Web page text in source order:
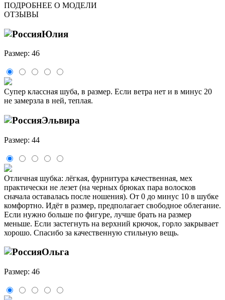
ПОДРОБНЕЕ О МОДЕЛИ
ОТЗЫВЫ
Юлия
Размер: 46
Супер классная шуба, в размер. Если ветра нет и в минус 20
не замерзла в ней, теплая.
Эльвира
Размер: 44
Отличная шубка: лёгкая, фурнитура качественная, мех
практически не лезет (на черных брюках пара волосков
сначала оставалась после ношения). От 0 до минус 10 в шубке
комфортно. Идёт в размер, предполагает свободное облегание.
Если нужно больше по фигуре, лучше брать на размер
меньше. Если застегнуть на верхний крючок, горло закрывает
хорошо. Спасибо за качественную стильную вещь.
Ольга
Размер: 46